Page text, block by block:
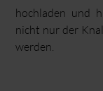
hochladen und
nicht nur der
werden.